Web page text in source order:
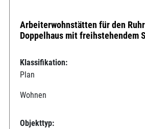
Arbeiterwohnstätten für den
Doppelhaus mit freihstehendem
Klassifikation:
Plan
Wohnen
Objekttyp: